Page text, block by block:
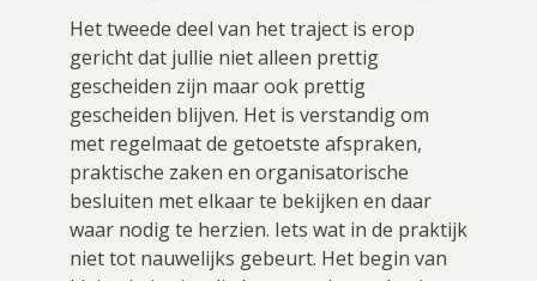
Het tweede deel van het traject is erop
gericht dat jullie niet alleen prettig
gescheiden zijn maar ook prettig
gescheiden blijven. Het is verstandig om
met regelmaat de getoetste afspraken,
praktische zaken en organisatorische
besluiten met elkaar te bekijken en daar
waar nodig te herzien. Iets wat in de praktijk
niet tot nauwelijks gebeurt. Het begin van